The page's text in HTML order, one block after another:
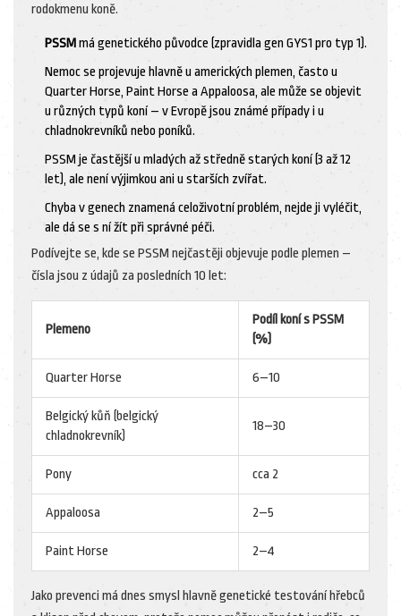
rodokmenu koně.
PSSMmá genetického původce (zpravidla gen GYS1 pro typ 1).
Nemoc se projevuje hlavně u amerických plemen, často u
Quarter Horse, Paint Horse a Appaloosa, ale může se objevit
u různých typů koní – v Evropě jsou známé případy i u
chladnokrevníků nebo poníků.
PSSM je častější u mladých až středně starých koní (3 až 12
let), ale není výjimkou ani u starších zvířat.
Chyba v genech znamená celoživotní problém, nejde ji vyléčit,
ale dá se s ní žít při správné péči.
Podívejte se, kde se PSSM nejčastěji objevuje podle plemen –
čísla jsou z údajů za posledních 10 let:
Plemeno
Podíl koní s PSSM
(%)
Quarter Horse 6–10
Belgický kůň (belgický
chladnokrevník)
18–30
Pony cca 2
Appaloosa 2–5
Paint Horse 2–4
Jako prevenci má dnes smysl hlavně genetické testování hřebců